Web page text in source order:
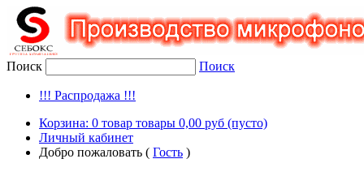
Поиск Поиск
!!! Распродажа !!!
Корзина: 0 товар товары 0,00 руб (пусто)
Личный кабинет
Добро пожаловать ( Гость )